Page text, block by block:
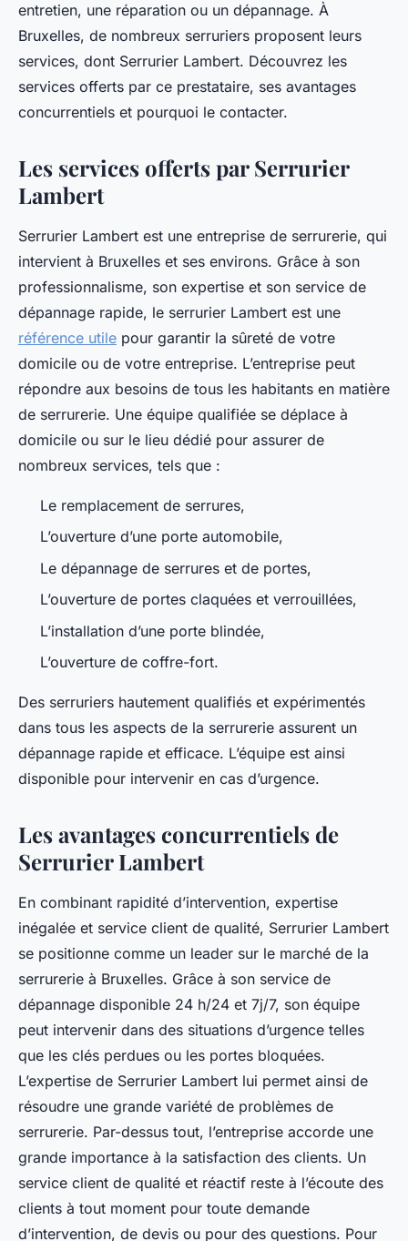
entretien, une réparation ou un dépannage. À
Bruxelles, de nombreux serruriers proposent leurs
services, dont Serrurier Lambert. Découvrez les
services offerts par ce prestataire, ses avantages
concurrentiels et pourquoi le contacter.
Les services offerts par Serrurier
Lambert
Serrurier Lambert est une entreprise de serrurerie, qui
intervient à Bruxelles et ses environs. Grâce à son
professionnalisme, son expertise et son service de
dépannage rapide, le serrurier Lambert est une
référence utile pour garantir la sûreté de votre
domicile ou de votre entreprise. L’entreprise peut
répondre aux besoins de tous les habitants en matière
de serrurerie. Une équipe qualifiée se déplace à
domicile ou sur le lieu dédié pour assurer de
nombreux services, tels que :
Le remplacement de serrures,
L’ouverture d’une porte automobile,
Le dépannage de serrures et de portes,
L’ouverture de portes claquées et verrouillées,
L’installation d’une porte blindée,
L’ouverture de coffre-fort.
Des serruriers hautement qualifiés et expérimentés
dans tous les aspects de la serrurerie assurent un
dépannage rapide et efficace. L’équipe est ainsi
disponible pour intervenir en cas d’urgence.
Les avantages concurrentiels de
Serrurier Lambert
En combinant rapidité d’intervention, expertise
inégalée et service client de qualité, Serrurier Lambert
se positionne comme un leader sur le marché de la
serrurerie à Bruxelles. Grâce à son service de
dépannage disponible 24 h/24 et 7j/7, son équipe
peut intervenir dans des situations d’urgence telles
que les clés perdues ou les portes bloquées.
L’expertise de Serrurier Lambert lui permet ainsi de
résoudre une grande variété de problèmes de
serrurerie. Par-dessus tout, l’entreprise accorde une
grande importance à la satisfaction des clients. Un
service client de qualité et réactif reste à l’écoute des
clients à tout moment pour toute demande
d’intervention, de devis ou pour des questions. Pour